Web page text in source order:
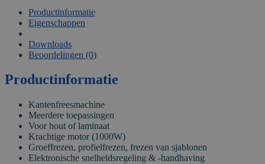
Productinformatie
Eigenschappen
Downloads
Beoordelingen (0)
Productinformatie
Kantenfreesmachine
Meerdere toepassingen
Voor hout of laminaat
Krachtige motor (1000W)
Groeffrezen, profielfrezen, frezen van sjablonen
Elektronische snelheidsregeling & -handhaving